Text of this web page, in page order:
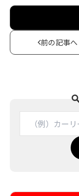
前の記事へ